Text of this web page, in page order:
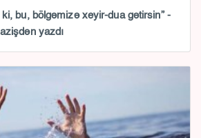
bu, bölgəmizə xeyir-dua gətirsin” -
yazdı